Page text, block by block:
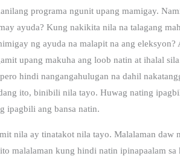
programa ngunit upang mamigay.
ayuda? Kung nakikita nila na talagang
ng ayuda na malapit na ang
upang makuha ang loob natin at ihalal
hindi nangangahulugan na dahil
ito, binibili nila tayo. Huwag nating
ipagbili ang bansa natin.
nila ay tinatakot nila tayo. Malalaman daw
malalaman kung hindi natin ipinapaalam sa